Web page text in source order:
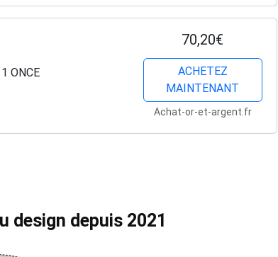
ONCE
70,20€
ACHETEZ
MAINTENANT
Achat-or-et-argent.fr
design depuis 2021